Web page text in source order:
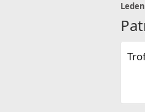
Leden